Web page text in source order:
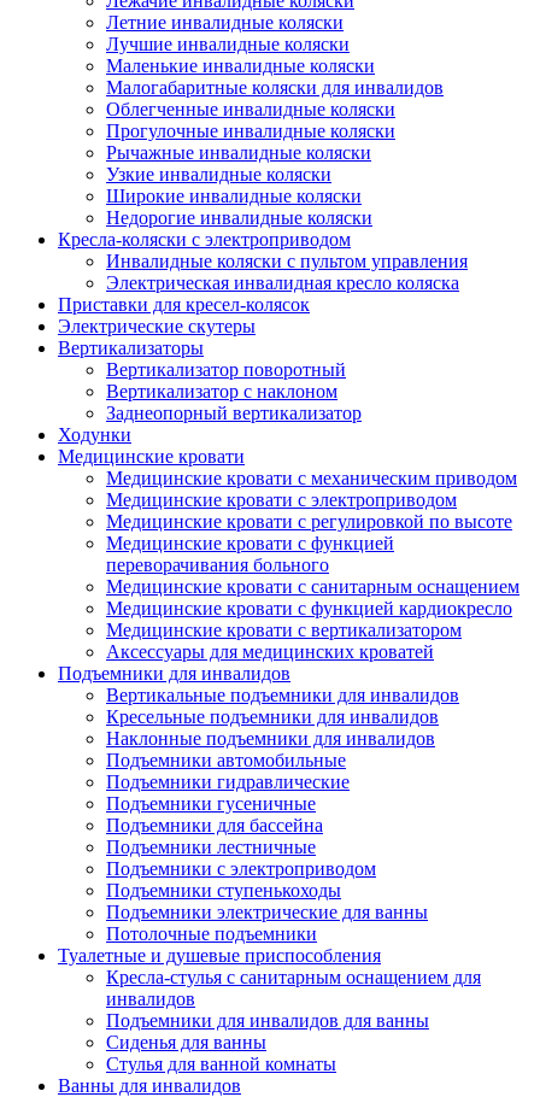
Летние инвалидные коляски
Лучшие инвалидные коляски
Маленькие инвалидные коляски
Малогабаритные коляски для инвалидов
Облегченные инвалидные коляски
Прогулочные инвалидные коляски
Рычажные инвалидные коляски
Узкие инвалидные коляски
Широкие инвалидные коляски
Недорогие инвалидные коляски
Кресла-коляски с электроприводом
Инвалидные коляски с пультом управления
Электрическая инвалидная кресло коляска
Приставки для кресел-колясок
Электрические скутеры
Вертикализаторы
Вертикализатор поворотный
Вертикализатор с наклоном
Заднеопорный вертикализатор
Ходунки
Медицинские кровати
Медицинские кровати с механическим приводом
Медицинские кровати с электроприводом
Медицинские кровати с регулировкой по высоте
Медицинские кровати с функцией
переворачивания больного
Медицинские кровати с санитарным оснащением
Медицинские кровати с функцией кардиокресло
Медицинские кровати с вертикализатором
Аксессуары для медицинских кроватей
Подъемники для инвалидов
Вертикальные подъемники для инвалидов
Кресельные подъемники для инвалидов
Наклонные подъемники для инвалидов
Подъемники автомобильные
Подъемники гидравлические
Подъемники гусеничные
Подъемники для бассейна
Подъемники лестничные
Подъемники с электроприводом
Подъемники ступенькоходы
Подъемники электрические для ванны
Потолочные подъемники
Туалетные и душевые приспособления
Кресла-стулья с санитарным оснащением для
инвалидов
Подъемники для инвалидов для ванны
Сиденья для ванны
Стулья для ванной комнаты
Ванны для инвалидов